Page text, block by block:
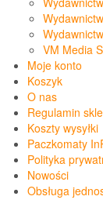
VM Media
Moje konto
Koszyk
O nas
Regulamin
Koszty wysyłki
Paczkomaty
Polityka
Nowości
Obsługa